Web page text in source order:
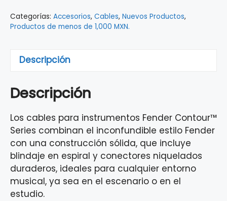
9M
0990573002
Categorías: Accesorios, Cables, Nuevos Productos,
Productos de menos de 1,000 MXN.
Descripción
Descripción
Los cables para instrumentos Fender Contour™
Series combinan el inconfundible estilo Fender
con una construcción sólida, que incluye
blindaje en espiral y conectores niquelados
duraderos, ideales para cualquier entorno
musical, ya sea en el escenario o en el
estudio.